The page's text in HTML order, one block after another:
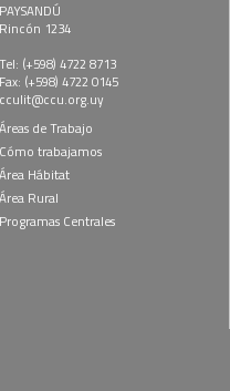
PAYSANDÚ
Rincón 1234
Tel: (+598) 4722 8713
Fax: (+598) 4722 0145
cculit@ccu.org.uy
Áreas de Trabajo
Cómo trabajamos
Área Hábitat
Área Rural
Programas Centrales